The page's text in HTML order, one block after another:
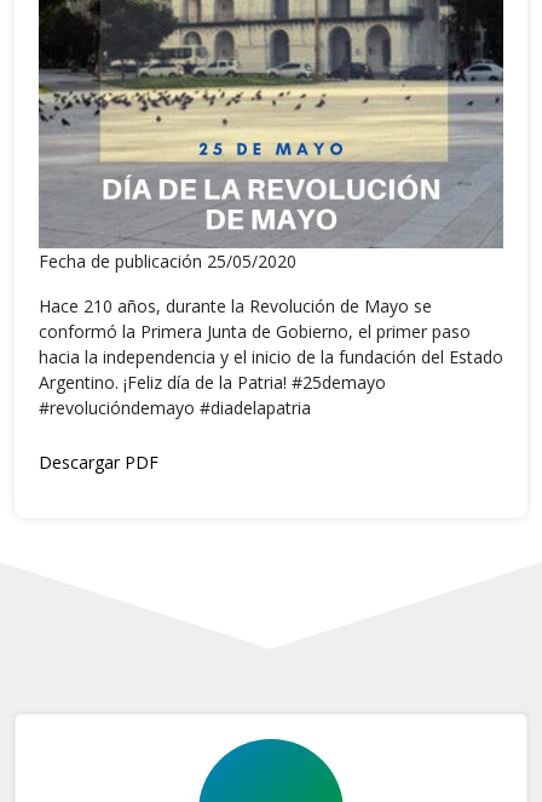
Fecha de publicación 25/05/2020
Hace 210 años, durante la Revolución de Mayo se
conformó la Primera Junta de Gobierno, el primer paso
hacia la independencia y el inicio de la fundación del Estado
Argentino. ¡Feliz día de la Patria! #25demayo
#revolucióndemayo #diadelapatria
Descargar PDF